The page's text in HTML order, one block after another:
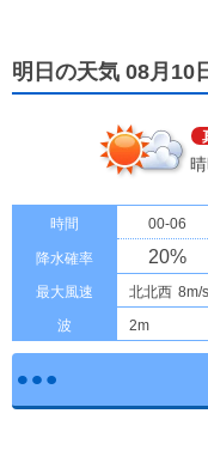
明日の天気 08月10
時間 00-06
降水確率 20%
最大風速 北北西 8m/s
波
2m